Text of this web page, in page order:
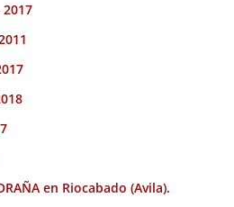
2017
en Riocabado (Avila).